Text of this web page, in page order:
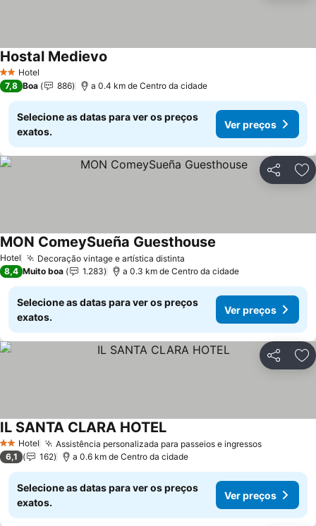
2 Estrelas
Hotel
Hostal Medievo
7,8 Boa 886 a 0.4 km de Centro da cidade
Selecione as datas para ver os preços
exatos.
Ver preços
Partilhar
Hotel Decoração vintage e artística distinta
MON ComeySueña Guesthouse
8,4 Muito boa 1.283 a 0.3 km de Centro da cidade
Selecione as datas para ver os preços
exatos.
Ver preços
Partilhar
2 Estrelas
Hotel Assistência personalizada para passeios e ingressos
IL SANTA CLARA HOTEL
6,1 162 a 0.6 km de Centro da cidade
Selecione as datas para ver os preços
exatos.
Ver preços